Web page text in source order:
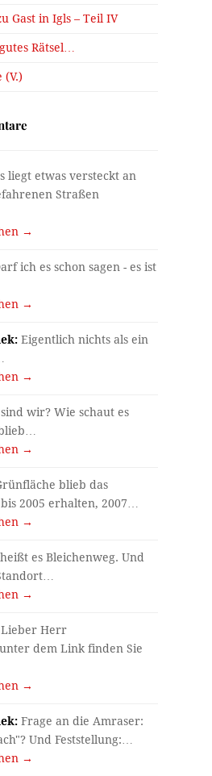
Gast in Igls – Teil IV
Rätsel…
(V.)
liegt etwas versteckt an
Straßen
→
ich es schon sagen - es ist
→
Eigentlich nichts als ein
→
wir? Wie schaut es
→
blieb das
2005 erhalten, 2007…
→
es Bleichenweg. Und
→
Lieber Herr
dem Link finden Sie
→
Frage an die Amraser:
Und Feststellung:…
→